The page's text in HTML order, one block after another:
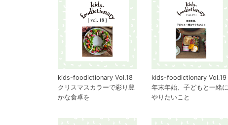
kids-foodictionary Vol.18
クリスマスカラーで彩り豊
かな食卓を
kids-foodictionary Vol.19
年末年始、子どもと一緒に
やりたいこと